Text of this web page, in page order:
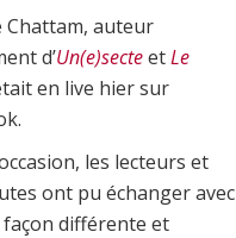
Chattam, auteur
d’Un(e)secteetLe
en live hier sur
les lecteurs et
ont pu échanger avec
façon différente et